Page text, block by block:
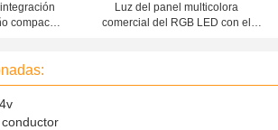
compacto
Luz del panel multicolora
comercial del RGB LED con el